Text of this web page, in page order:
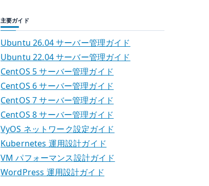
主要ガイド
Ubuntu 26.04 サーバー管理ガイド
Ubuntu 22.04 サーバー管理ガイド
CentOS 5 サーバー管理ガイド
CentOS 6 サーバー管理ガイド
CentOS 7 サーバー管理ガイド
CentOS 8 サーバー管理ガイド
VyOS ネットワーク設定ガイド
Kubernetes 運用設計ガイド
VM パフォーマンス設計ガイド
WordPress 運用設計ガイド